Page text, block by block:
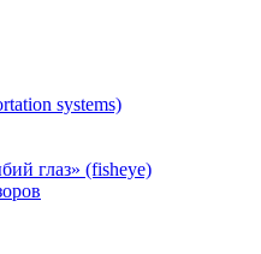
systems)
глаз» (fisheye)